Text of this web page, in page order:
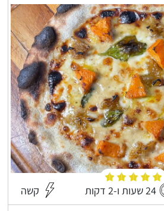
24 שעות ו-2 דקות קשה